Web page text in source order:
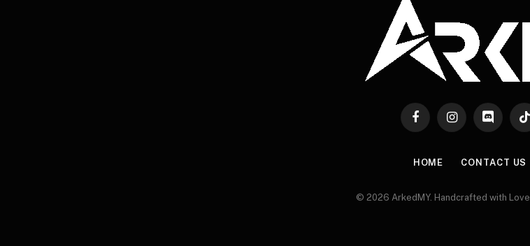
FacebookInstagramDiscord
HOME CONTACT US
© 2026 ArkedMY. Handcrafted with Love